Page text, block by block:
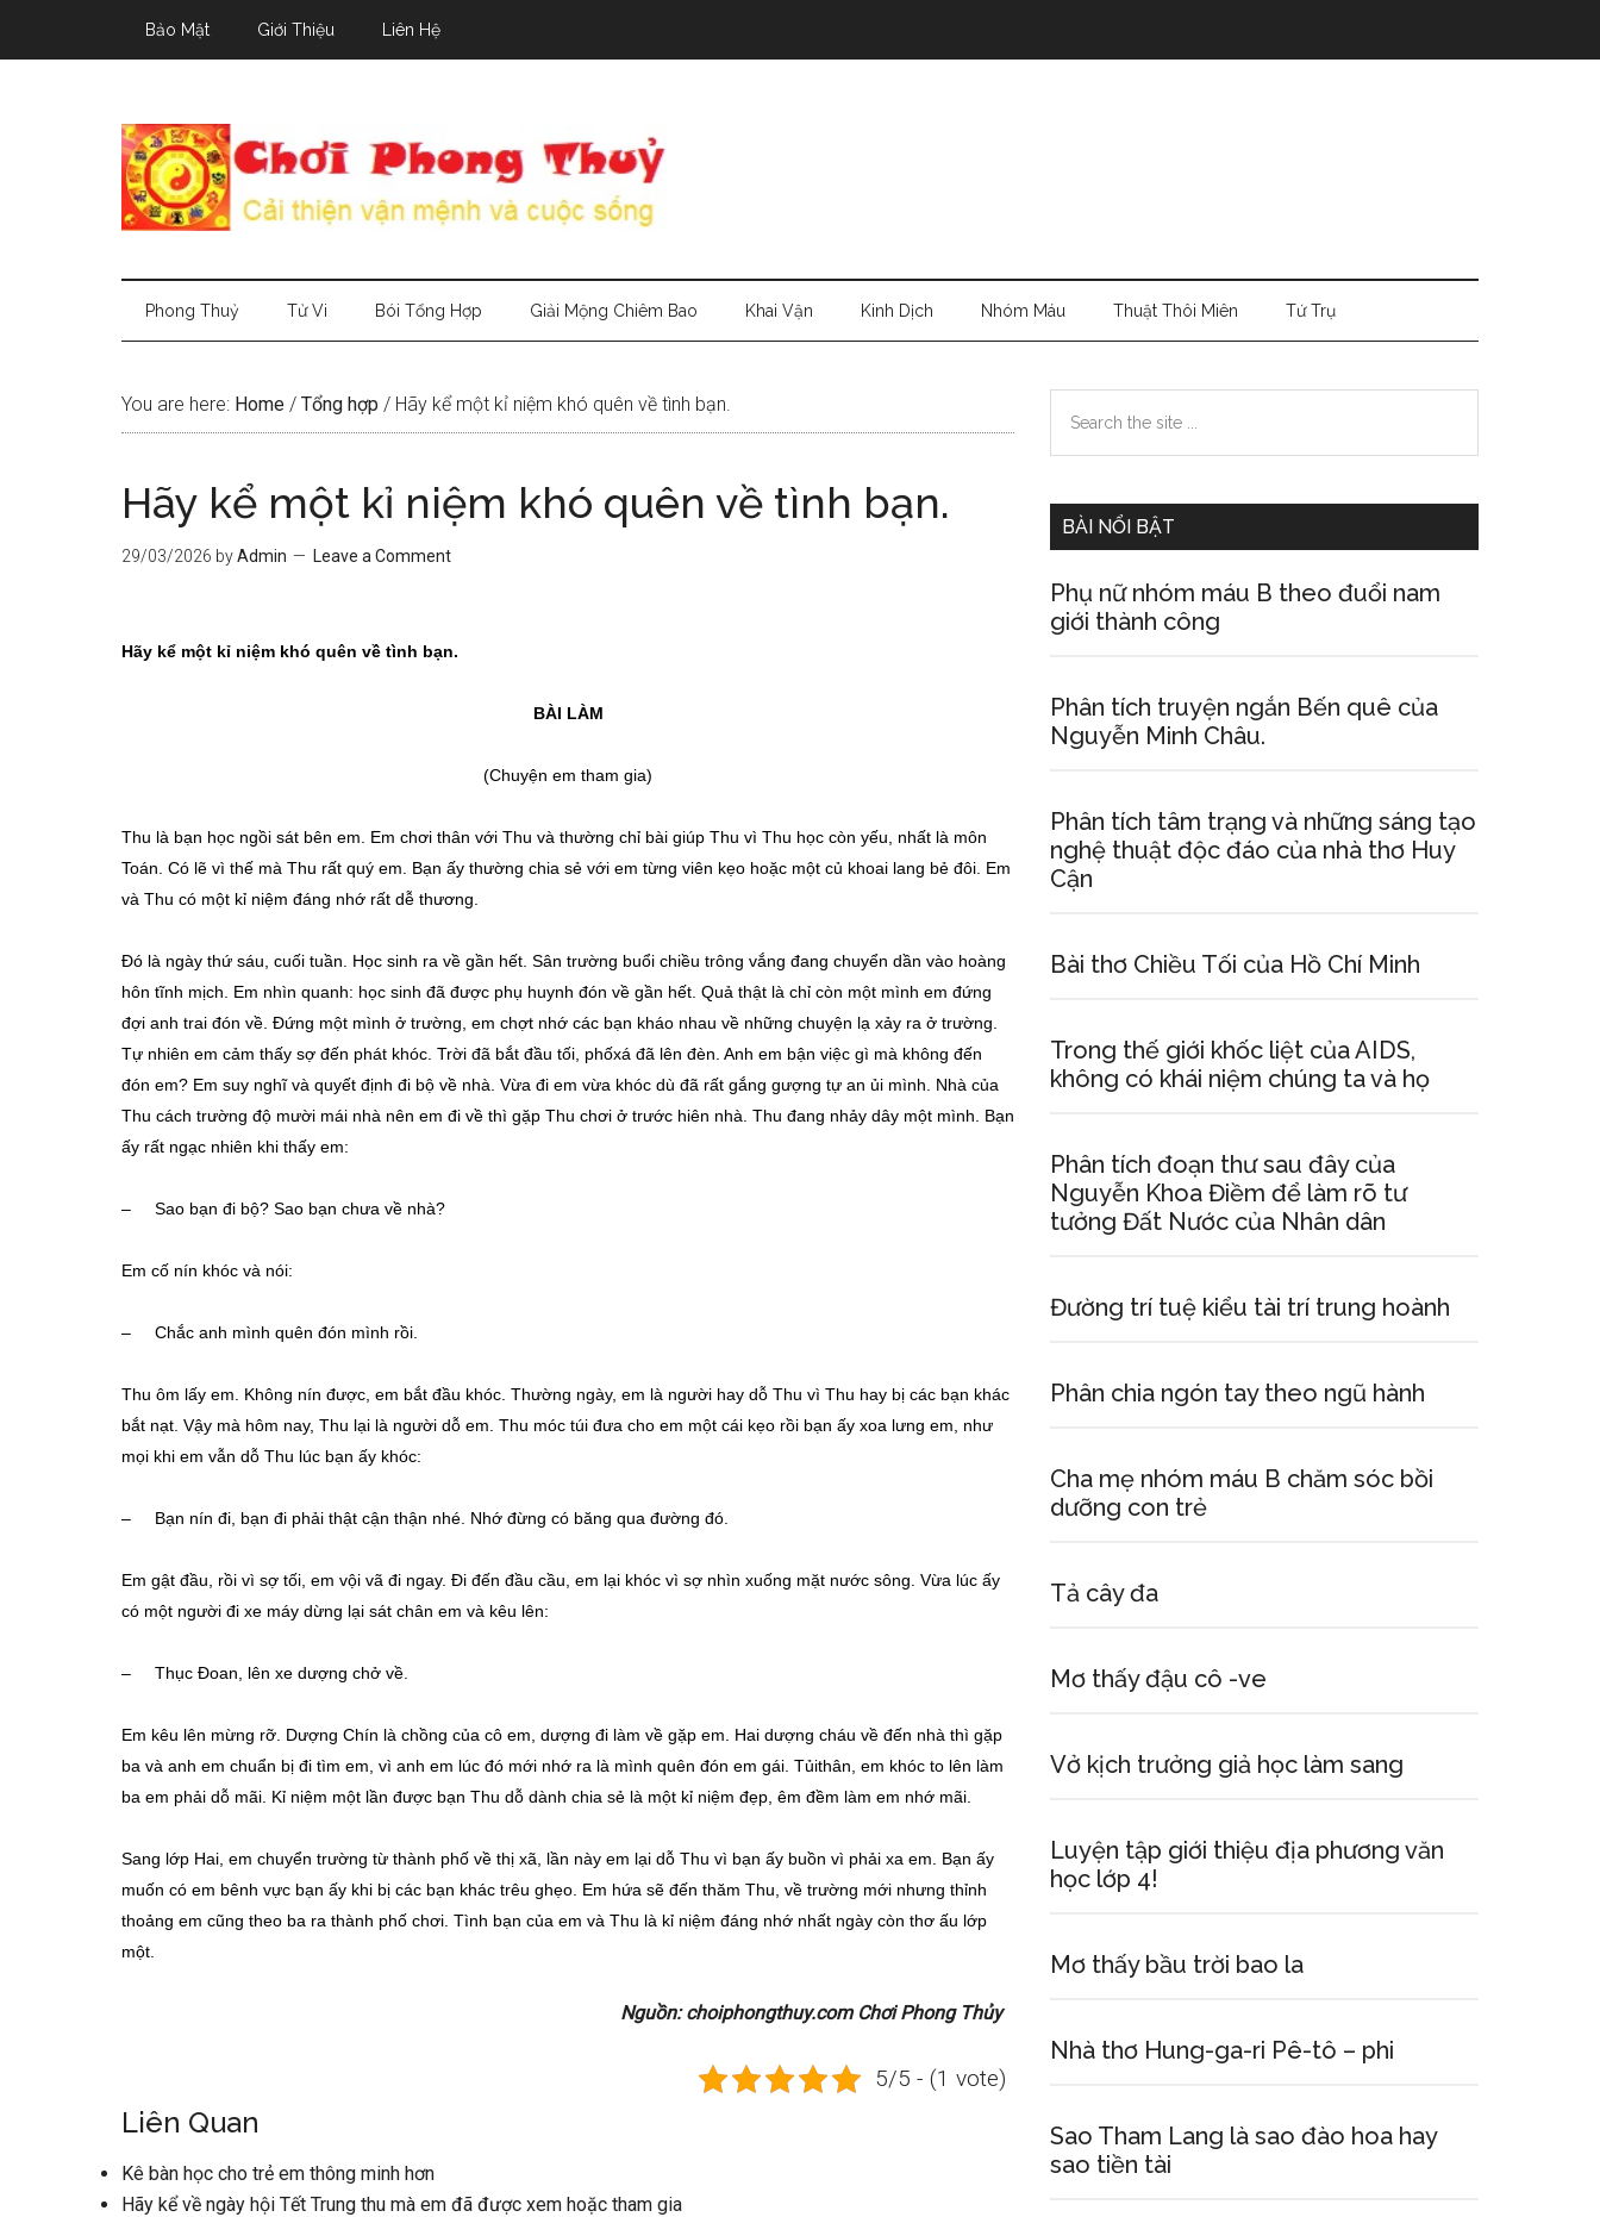
Bảo Mật Giới Thiệu Liên Hệ
Phong Thuỷ Tử Vi Bói Tổng Hợp Giải Mộng Chiêm Bao Khai Vận Kinh Dịch Nhóm Máu Thuật Thôi Miên Tứ Trụ
You are here: Home / Tổng hợp / Hãy kể một kỉ niệm khó quên về tình bạn.
Hãy kể một kỉ niệm khó quên về tình bạn.
29/03/2026 byAdmin Leave a Comment
Hãy kể một kỉ niệm khó quên về tình bạn.
BÀI LÀM
(Chuyện em tham gia)
Thu là bạn học ngồi sát bên em. Em chơi thân với Thu và thường chỉ bài giúp Thu vì Thu học còn yếu, nhất là môn
Toán. Có lẽ vì thế mà Thu rất quý em. Bạn ấy thường chia sẻ với em từng viên kẹo hoặc một củ khoai lang bẻ đôi. Em
và Thu có một kỉ niệm đáng nhớ rất dễ thương.
Đó là ngày thứ sáu, cuối tuần. Học sinh ra về gần hết. Sân trường buổi chiều trông vắng đang chuyển dần vào hoàng
hôn tĩnh mịch. Em nhìn quanh: học sinh đã được phụ huynh đón về gần hết. Quả thật là chỉ còn một mình em đứng
đợi anh trai đón về. Đứng một mình ở trường, em chợt nhớ các bạn kháo nhau về những chuyện lạ xảy ra ở trường.
Tự nhiên em cảm thấy sợ đến phát khóc. Trời đã bắt đầu tối, phốxá đã lên đèn. Anh em bận việc gì mà không đến
đón em? Em suy nghĩ và quyết định đi bộ về nhà. Vừa đi em vừa khóc dù đã rất gắng gượng tự an ủi mình. Nhà của
Thu cách trường độ mười mái nhà nên em đi về thì gặp Thu chơi ở trước hiên nhà. Thu đang nhảy dây một mình. Bạn
ấy rất ngạc nhiên khi thấy em:
– Sao bạn đi bộ? Sao bạn chưa về nhà?
Em cố nín khóc và nói:
– Chắc anh mình quên đón mình rồi.
Thu ôm lấy em. Không nín được, em bắt đầu khóc. Thường ngày, em là người hay dỗ Thu vì Thu hay bị các bạn khác
bắt nạt. Vậy mà hôm nay, Thu lại là người dỗ em. Thu móc túi đưa cho em một cái kẹo rồi bạn ấy xoa lưng em, như
mọi khi em vẫn dỗ Thu lúc bạn ấy khóc:
– Bạn nín đi, bạn đi phải thật cận thận nhé. Nhớ đừng có băng qua đường đó.
Em gật đầu, rồi vì sợ tối, em vội vã đi ngay. Đi đến đầu cầu, em lại khóc vì sợ nhìn xuống mặt nước sông. Vừa lúc ấy
có một người đi xe máy dừng lại sát chân em và kêu lên:
– Thục Đoan, lên xe dượng chở về.
Em kêu lên mừng rỡ. Dượng Chín là chồng của cô em, dượng đi làm về gặp em. Hai dượng cháu về đến nhà thì gặp
ba và anh em chuẩn bị đi tìm em, vì anh em lúc đó mới nhớ ra là mình quên đón em gái. Tủithân, em khóc to lên làm
ba em phải dỗ mãi. Kỉ niệm một lần được bạn Thu dỗ dành chia sẻ là một kỉ niệm đẹp, êm đềm làm em nhớ mãi.
Sang lớp Hai, em chuyển trường từ thành phố về thị xã, lần này em lại dỗ Thu vì bạn ấy buồn vì phải xa em. Bạn ấy
muốn có em bênh vực bạn ấy khi bị các bạn khác trêu ghẹo. Em hứa sẽ đến thăm Thu, về trường mới nhưng thỉnh
thoảng em cũng theo ba ra thành phố chơi. Tình bạn của em và Thu là kỉ niệm đáng nhớ nhất ngày còn thơ ấu lớp
một.
Nguồn: choiphongthuy.com Chơi Phong Thủy
5/5 - (1 vote)
Liên Quan
Kê bàn học cho trẻ em thông minh hơn
Hãy kể về ngày hội Tết Trung thu mà em đã được xem hoặc tham gia
Primary
Sidebar
the
BÀI NỔI BẬT
Phụ nữ nhóm máu B theo đuổi nam
giới thành công
Phân tích truyện ngắn Bến quê của
Nguyễn Minh Châu.
Phân tích tâm trạng và những sáng tạo
nghệ thuật độc đáo của nhà thơ Huy
Cận
Bài thơ Chiều Tối của Hồ Chí Minh
Trong thế giới khốc liệt của AIDS,
không có khái niệm chúng ta và họ
Phân tích đoạn thư sau đây của
Nguyễn Khoa Điềm để làm rõ tư
tưởng Đất Nước của Nhân dân
Đường trí tuệ kiểu tài trí trung hoành
Phân chia ngón tay theo ngũ hành
Cha mẹ nhóm máu B chăm sóc bồi
dưỡng con trẻ
Tả cây đa
Mơ thấy đậu cô -ve
Vở kịch trưởng giả học làm sang
Luyện tập giới thiệu địa phương văn
học lớp 4!
Mơ thấy bầu trời bao la
Nhà thơ Hung-ga-ri Pê-tô – phi
Sao Tham Lang là sao đào hoa hay
sao tiền tài